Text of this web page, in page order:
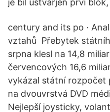
je bil ustvarjen prvi blok,
century and its po ·
vztahů Přebytek
srpna klesl na 14,8
červencových 16,6
vykázal státní rozpočet
na dvouvrstvá DVD
Nejlepší joysticky,